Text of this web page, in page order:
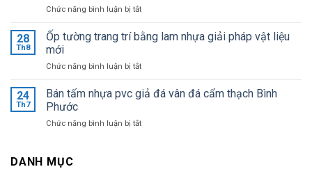
giá
tại
tư
cáo
giá
nhất
Chức năng bình luận bị tắtở
điểm
cần
ý
lắp
chống
28
Th8
Ốp tường trang trí bằng lam nhựa giải pháp vật liệu
mới
Chức năng bình luận bị tắtở
tường
trang
bằng
24
Th7
Bán tấm nhựa pvc giả đá vân đá cẩm thạch Bình
Phước
Chức năng bình luận bị tắtở
DANH MỤC